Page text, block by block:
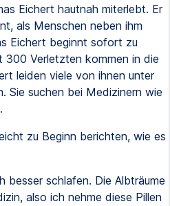
Eichert hautnah miterlebt. Er
als Menschen neben ihm
Eichert beginnt sofort zu
300 Verletzten kommen in die
leiden viele von ihnen unter
Sie suchen bei Medizinern wie
zu Beginn berichten, wie es
besser schlafen. Die Albträume
also ich nehme diese Pillen